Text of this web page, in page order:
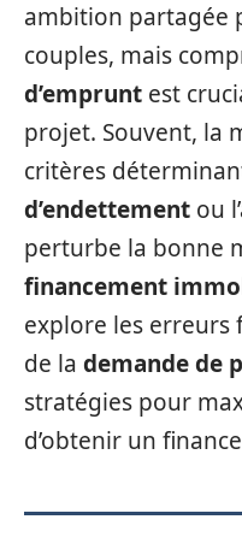
ambition partagée
couples, mais
d’emprunt est
projet. Souvent, la
critères
d’endettement ou
perturbe la bonne
financement
explore les erreurs
de la demande de
stratégies pour
d’obtenir un